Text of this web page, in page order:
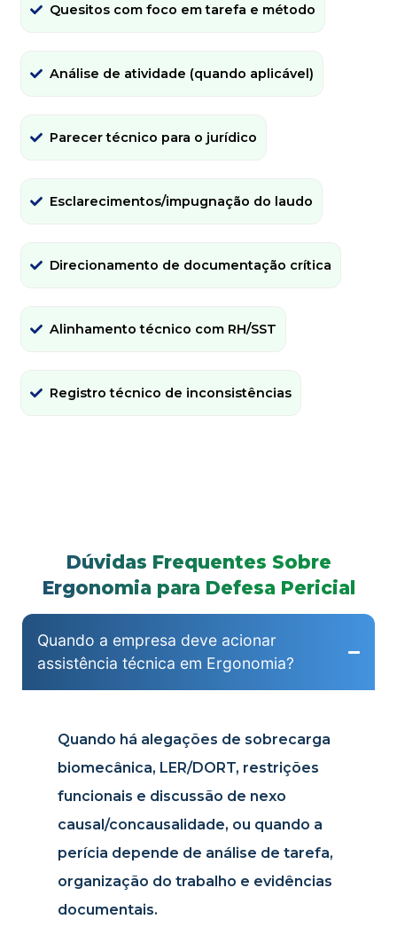
Quesitos com foco em tarefa e método
Análise de atividade (quando aplicável)
Parecer técnico para o jurídico
Esclarecimentos/impugnação do laudo
Direcionamento de documentação crítica
Alinhamento técnico com RH/SST
Registro técnico de inconsistências
Dúvidas Frequentes Sobre
Ergonomia para Defesa Pericial
Quando a empresa deve acionar
assistência técnica em Ergonomia?
Quando há alegações de sobrecarga
biomecânica, LER/DORT, restrições
funcionais e discussão de nexo
causal/concausalidade, ou quando a
perícia depende de análise de tarefa,
organização do trabalho e evidências
documentais.